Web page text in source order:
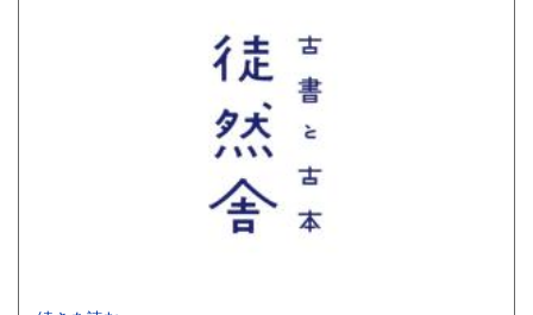
300円 大分県
300円 鹿児島県
300円
【 厚紙封筒＋OPP袋で丁寧梱包 / 公費歓迎 】